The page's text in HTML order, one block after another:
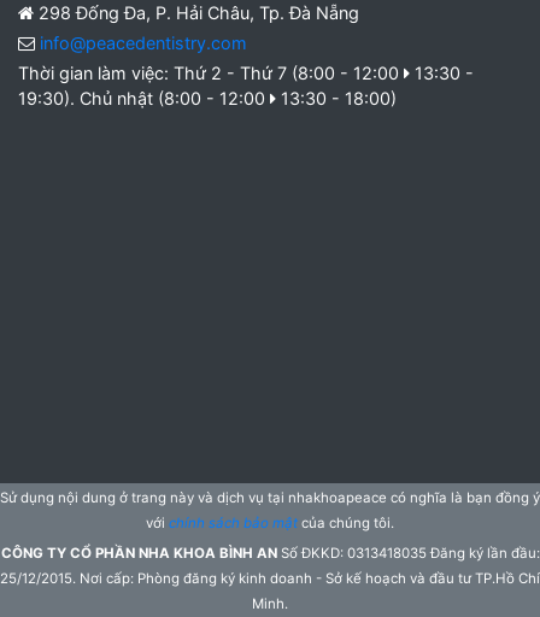
298 Đống Đa, P. Hải Châu, Tp. Đà Nẵng
info@peacedentistry.com
Thời gian làm việc: Thứ 2 - Thứ 7 (8:00 - 12:00
13:30 -
19:30). Chủ nhật (8:00 - 12:00
13:30 - 18:00)
Sử dụng nội dung ở trang này và dịch vụ tại nhakhoapeace có nghĩa là bạn đồng ý
với chính sách bảo mật của chúng tôi.
CÔNG TY CỔ PHẦN NHA KHOA BÌNH ANSố ĐKKD: 0313418035 Đăng ký lần đầu:
25/12/2015. Nơi cấp: Phòng đăng ký kinh doanh - Sở kế hoạch và đầu tư TP.Hồ Chí
Minh.